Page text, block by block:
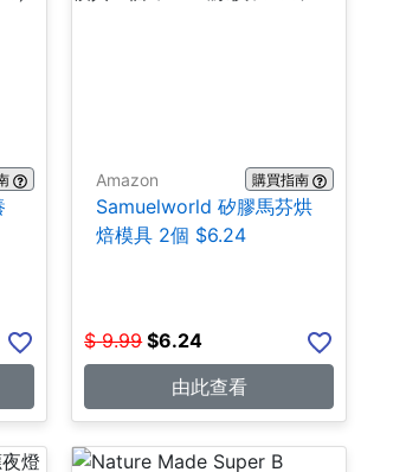
Amazon 購買指南
Samuelworld 矽膠馬芬烘
焙模具 2個 $6.24
$ 9.99 $6.24
由此查看